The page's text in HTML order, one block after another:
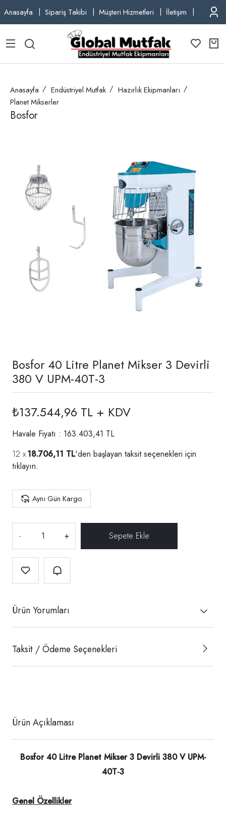
Anasayfa Sipariş Takibi Müşteri Hizmetleri İletişim TEL:
Anasayfa Endüstriyel Mutfak
Hazırlık Ekipmanları
Planet Mikserler
Bosfor
Bosfor 40 Litre Planet Mikser 3 Devirli
380 V UPM-40T-3
₺137.544,96 TL + KDV
Havale Fiyatı : 163.403,41 TL
18.706,11 TL'den başlayan taksit seçenekleri için
tıklayın.
Aynı Gün Kargo
- +
Ürün Yorumları
Taksit / Ödeme Seçenekleri
Ürün Açıklaması
Bosfor 40 Litre Planet Mikser 3 Devirli 380 V UPM-
40T-3
Genel Özellikler